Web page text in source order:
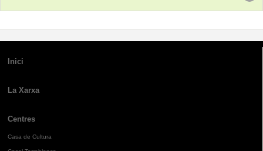
Inici
La Xarxa
Centres
Casa de Cultura